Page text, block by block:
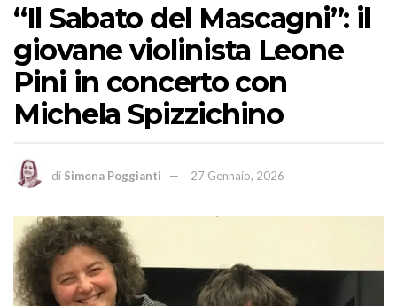
“Il Sabato del Mascagni”: il
giovane violinista Leone
Pini in concerto con
Michela Spizzichino
di Simona Poggianti 27 Gennaio, 2026